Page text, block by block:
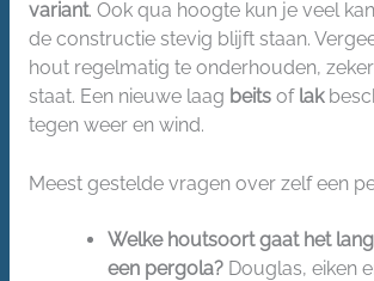
variant. Ook qua hoogte kun je veel
de constructie stevig blijft staan.
hout regelmatig te onderhouden,
staat. Een nieuwe laag beitsof lak
tegen weer en wind.
Meest gestelde vragen over zelf een
Welke houtsoort gaat het
een pergola? Douglas, eiken